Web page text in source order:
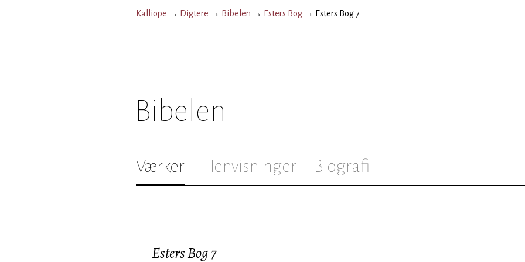
Kalliope → Digtere → Bibelen → Esters Bog → Esters Bog 7
Bibelen
Værker Henvisninger Biografi
Esters Bog 7